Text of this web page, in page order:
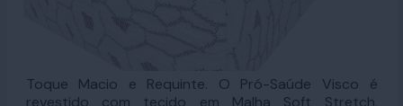
Toque Macio e Requinte. O Pró-Saúde Visco é
revestido com tecido em Malha Soft Stretch,